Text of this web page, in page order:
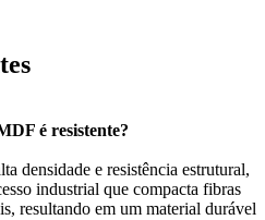
é resistente?
densidade e resistência estrutural,
industrial que compacta fibras
resultando em um material durável